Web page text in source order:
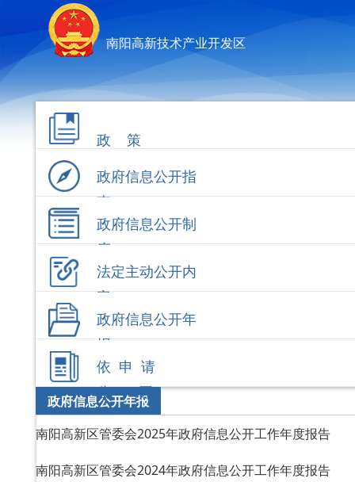
南阳高新技术产业开发区
政 策
政府信息公开指
南
政府信息公开制
度
法定主动公开内
容
政府信息公开年
报
依 申 请
公 开
政府信息公开年报
南阳高新区管委会2025年政府信息公开工作年度报告
南阳高新区管委会2024年政府信息公开工作年度报告